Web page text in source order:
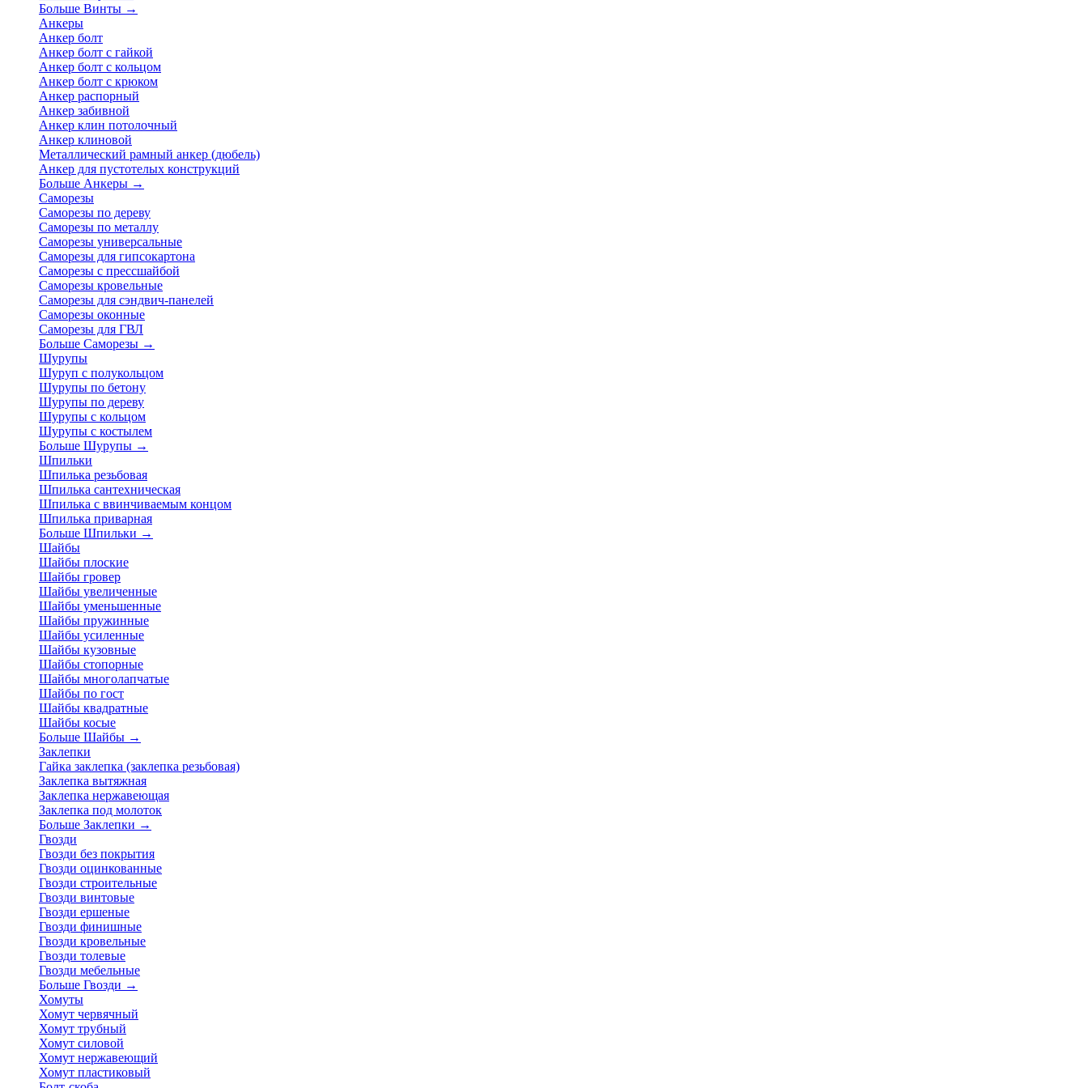
Больше Винты →
Анкеры
Анкер болт
Анкер болт с гайкой
Анкер болт с кольцом
Анкер болт с крюком
Анкер распорный
Анкер забивной
Анкер клин потолочный
Анкер клиновой
Металлический рамный анкер (дюбель)
Анкер для пустотелых конструкций
Больше Анкеры →
Саморезы
Саморезы по дереву
Саморезы по металлу
Саморезы универсальные
Саморезы для гипсокартона
Саморезы с прессшайбой
Саморезы кровельные
Саморезы для сэндвич-панелей
Саморезы оконные
Саморезы для ГВЛ
Больше Саморезы →
Шурупы
Шуруп с полукольцом
Шурупы по бетону
Шурупы по дереву
Шурупы с кольцом
Шурупы с костылем
Больше Шурупы →
Шпильки
Шпилька резьбовая
Шпилька сантехническая
Шпилька с ввинчиваемым концом
Шпилька приварная
Больше Шпильки →
Шайбы
Шайбы плоские
Шайбы гровер
Шайбы увеличенные
Шайбы уменьшенные
Шайбы пружинные
Шайбы усиленные
Шайбы кузовные
Шайбы стопорные
Шайбы многолапчатые
Шайбы по гост
Шайбы квадратные
Шайбы косые
Больше Шайбы →
Заклепки
Гайка заклепка (заклепка резьбовая)
Заклепка вытяжная
Заклепка нержавеющая
Заклепка под молоток
Больше Заклепки →
Гвозди
Гвозди без покрытия
Гвозди оцинкованные
Гвозди строительные
Гвозди винтовые
Гвозди ершеные
Гвозди финишные
Гвозди кровельные
Гвозди толевые
Гвозди мебельные
Больше Гвозди →
Хомуты
Хомут червячный
Хомут трубный
Хомут силовой
Хомут нержавеющий
Хомут пластиковый